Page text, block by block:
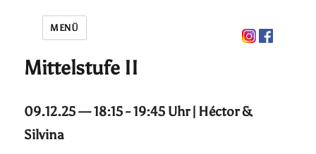
MENÜ
Mittelstufe II
09.12.25 — 18:15 - 19:45 Uhr | Héctor &
Silvina